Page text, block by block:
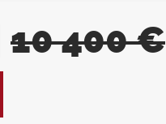
10 400 €